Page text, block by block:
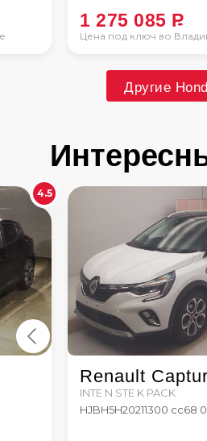
Цена под ключ во
1 275 085 P
Другие
Renault Captur
INTE N STE K PACK
HJBH5H20211300 сс68
4.5